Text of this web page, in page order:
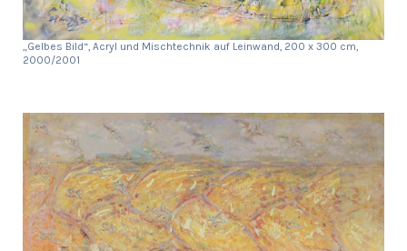
„Gelbes Bild“, Acryl und Mischtechnik auf Leinwand, 200 x 300 cm,
2000/2001